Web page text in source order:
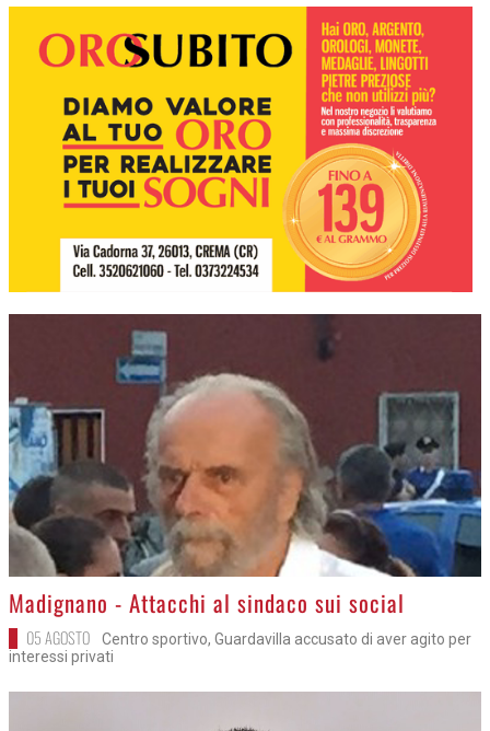
>Madignano - Attacchi al sindaco sui social
05 AGOSTO
Centro sportivo, Guardavilla accusato di aver agito per
interessi privati